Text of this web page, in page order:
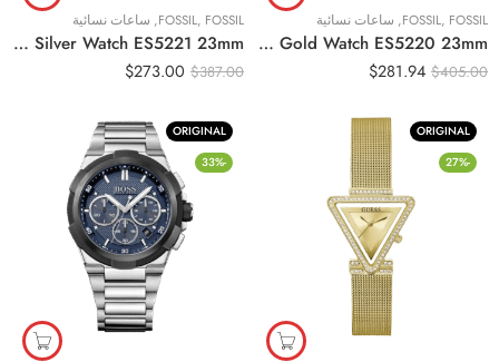
FOSSIL, FOSSIL
, ساعات نسائية
Original Fossil Watch For Women Raquel Three-Hand Date Gold Watch ES5220 23mm
$405.00
$281.94
FOSSIL, FOSSIL
, ساعات نسائية
Original Fossil Watch For Women Raquel Three-Hand Date Silver Watch ES5221 23mm
$387.00
$273.00
ORIGINAL
-27%
ORIGINAL
-33%